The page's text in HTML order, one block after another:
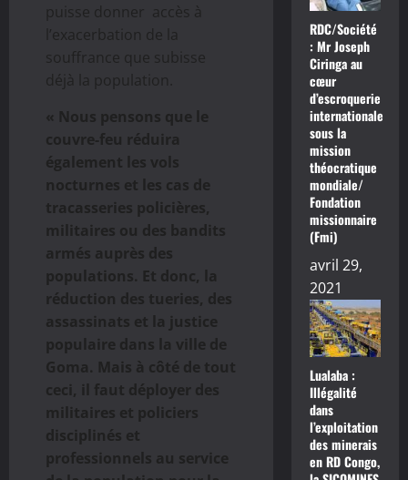
puisse donner accès à
l’exacerbation de la
souffrance que subisse
déjà la population.
« Nous pensons que le
couvre-feu réduira
également les vols
nocturnes et les cas de
tracasseries policières,
militaires ou des bandits
armés auprès des
populations. Et donc, la
réduction des tueries, des
assassinats et la justice
populaire dans la ville de
Goma. Mais à côté de tout
ceci, il faut déployer des
militaires et policiers
disciplinés et
professionnels au service
RDC/Société
: Mr Joseph
Ciringa au
cœur
d’escroquerie
internationale
sous la
mission
théocratique
mondiale/
Fondation
missionnaire
(Fmi)
avril 29,
2021
Lualaba :
Illégalité
dans
l’exploitation
des minerais
en RD Congo,